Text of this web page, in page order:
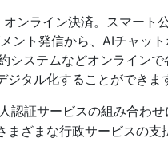
認証サービスの組み合わ
ざまな行政サービスの